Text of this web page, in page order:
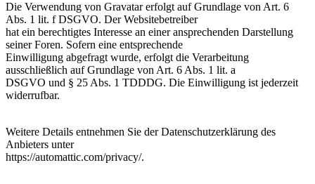
Die Verwendung von Gravatar erfolgt auf Grundlage von Art. 6
Abs. 1 lit. f DSGVO. Der Websitebetreiber
hat ein berechtigtes Interesse an einer ansprechenden Darstellung
seiner Foren. Sofern eine entsprechende
Einwilligung abgefragt wurde, erfolgt die Verarbeitung
ausschließlich auf Grundlage von Art. 6 Abs. 1 lit. a
DSGVO und § 25 Abs. 1 TDDDG. Die Einwilligung ist jederzeit
widerrufbar.
Weitere Details entnehmen Sie der Datenschutzerklärung des
Anbieters unter
https://automattic.com/privacy/.